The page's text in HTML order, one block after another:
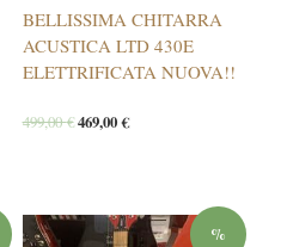
BELLISSIMA CHITARRA
ACUSTICA LTD 430E
ELETTRIFICATA NUOVA!!
499,00€469,00€
%